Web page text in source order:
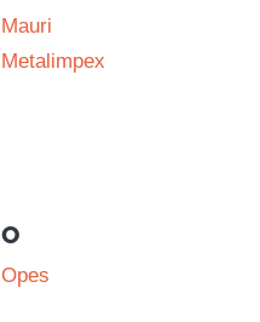
Mauri
Metalimpex
O
Opes